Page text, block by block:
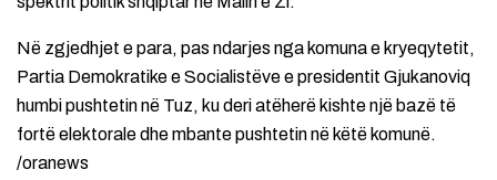
Në zgjedhjet e para, pas ndarjes nga komuna e kryeqytetit,
Partia Demokratike e Socialistëve e presidentit Gjukanoviq
humbi pushtetin në Tuz, ku deri atëherë kishte një bazë të
fortë elektorale dhe mbante pushtetin në këtë komunë.
/oranews